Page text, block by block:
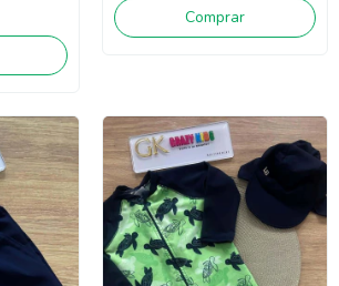
Comprar